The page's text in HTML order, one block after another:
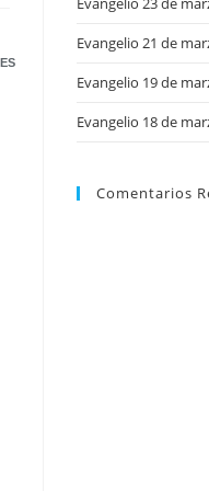
Evangelio 21 de
Evangelio 19 de
Evangelio 18 de
Comentarios